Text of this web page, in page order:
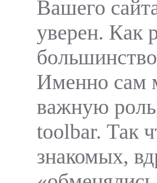
Вашего
уверен. Как
Именно сам
важную
toolbar. Так
знакомых,